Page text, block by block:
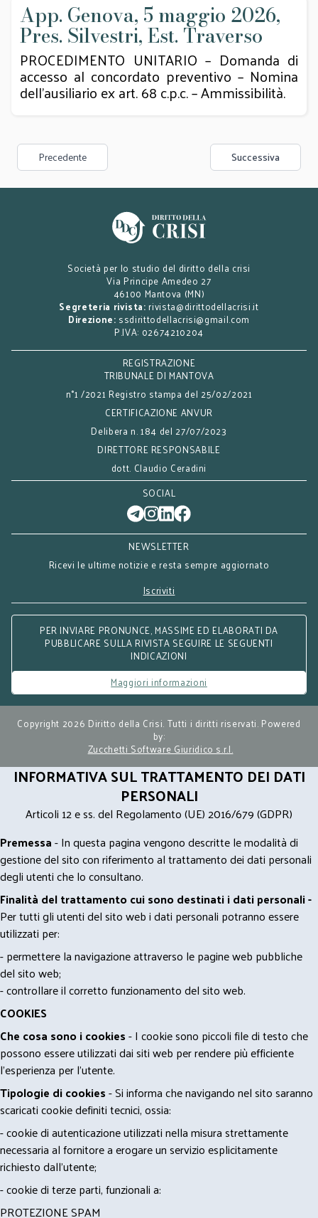
App. Genova, 5 maggio 2026,
Pres. Silvestri, Est. Traverso
PROCEDIMENTO UNITARIO – Domanda di
accesso al concordato preventivo – Nomina
dell’ausiliario ex art. 68 c.p.c. – Ammissibilità.
Precedente Successiva
Società per lo studio del diritto della crisi
Via Principe Amedeo 27
46100 Mantova (MN)
Segreteria rivista: rivista@dirittodellacrisi.it
Direzione: ssdirittodellacrisi@gmail.com
P.IVA: 02674210204
REGISTRAZIONE
TRIBUNALE DI MANTOVA
n°1 /2021 Registro stampa del 25/02/2021
CERTIFICAZIONE ANVUR
Delibera n. 184 del 27/07/2023
DIRETTORE RESPONSABILE
dott. Claudio Ceradini
SOCIAL
NEWSLETTER
Ricevi le ultime notizie e resta sempre aggiornato
Iscriviti
PER INVIARE PRONUNCE, MASSIME ED ELABORATI DA
PUBBLICARE SULLA RIVISTA SEGUIRE LE SEGUENTI
INDICAZIONI
Maggiori informazioni
Copyright 2026 Diritto della Crisi. Tutti i diritti riservati. Powered
by:
Zucchetti Software Giuridico s.r.l.
INFORMATIVA SUL TRATTAMENTO DEI DATI
PERSONALI
Articoli 12 e ss. del Regolamento (UE) 2016/679 (GDPR)
Premessa- In questa pagina vengono descritte le modalità di
gestione del sito con riferimento al trattamento dei dati personali
degli utenti che lo consultano.
Finalità del trattamento cui sono destinati i dati personali -
Per tutti gli utenti del sito web i dati personali potranno essere
utilizzati per:
- permettere la navigazione attraverso le pagine web pubbliche
del sito web;
- controllare il corretto funzionamento del sito web.
COOKIES
Che cosa sono i cookies- I cookie sono piccoli file di testo che
possono essere utilizzati dai siti web per rendere più efficiente
l'esperienza per l'utente.
Tipologie di cookies- Si informa che navigando nel sito saranno
scaricati cookie definiti tecnici, ossia:
- cookie di autenticazione utilizzati nella misura strettamente
necessaria al fornitore a erogare un servizio esplicitamente
richiesto dall'utente;
- cookie di terze parti, funzionali a:
PROTEZIONE SPAM